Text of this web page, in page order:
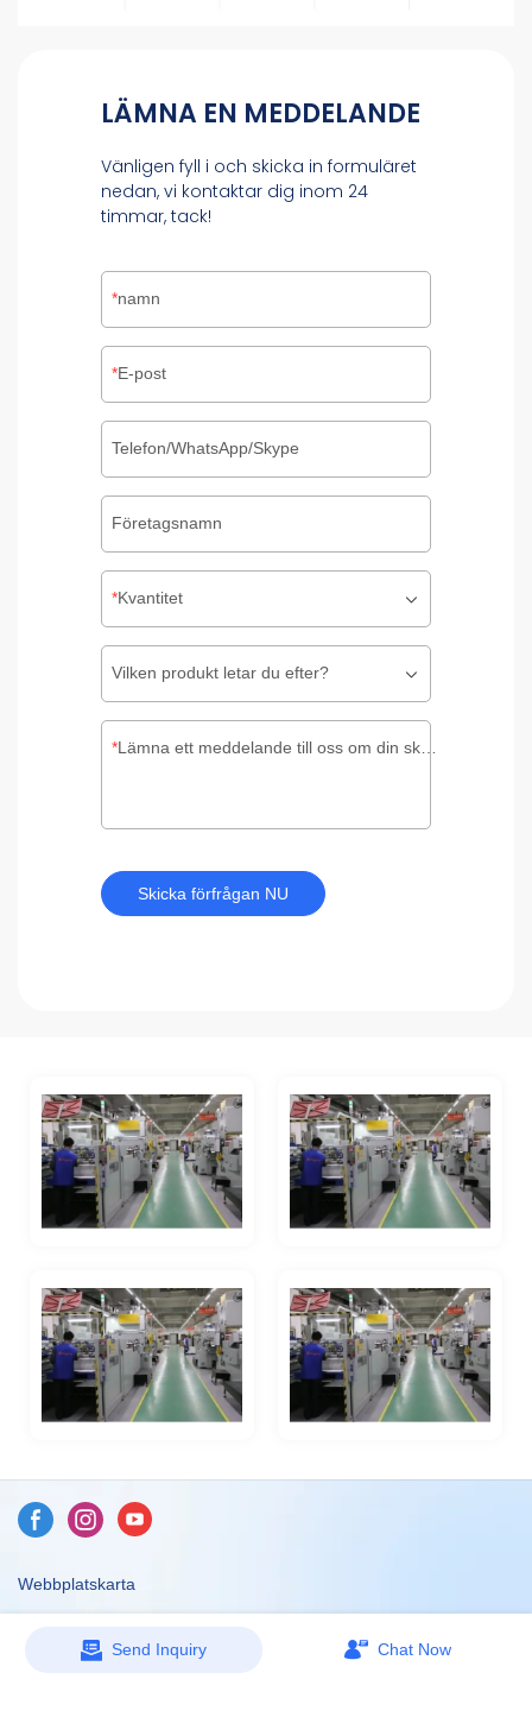
LÄMNA EN MEDDELANDE
Vänligen fyll i och skicka in formuläret
nedan, vi kontaktar dig inom 24
timmar, tack!
namn
E-post
Telefon/WhatsApp/Skype
Företagsnamn
Kvantitet
Vilken produkt letar du efter?
Lämna ett meddelande till oss om din skräddarsydda förpackning
Skicka förfrågan NU
Webbplatskarta
Copyright © 2026 Dongguan Caicheng Printing Factory -
Send Inquiry Chat Now